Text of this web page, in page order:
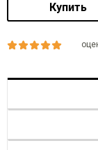
Купить